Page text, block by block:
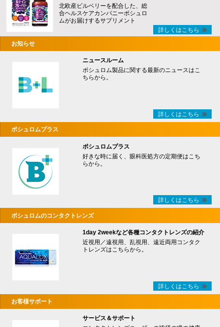
北欧産ビルベリーを配合した、総
合ヘルスケアカンパニーボシュロ
ムがお届けするサプリメント
詳しくはこちら
お知らせ
ニュースルーム
ボシュロム製品に関する最新のニュースはこ
ちらから。
詳しくはこちら
ボシュロムプラス
ボシュロムプラス
好きな時に届く、眼科医処方の定期便はこち
らから。
詳しくはこちら
ボシュロムのコンタクトレンズ
1day 2weekなど各種コンタクトレンズの紹介
近視用／遠視用、乱視用、遠近両用コンタク
トレンズはこちらから。
詳しくはこちら
お客様サポート
サービス＆サポート